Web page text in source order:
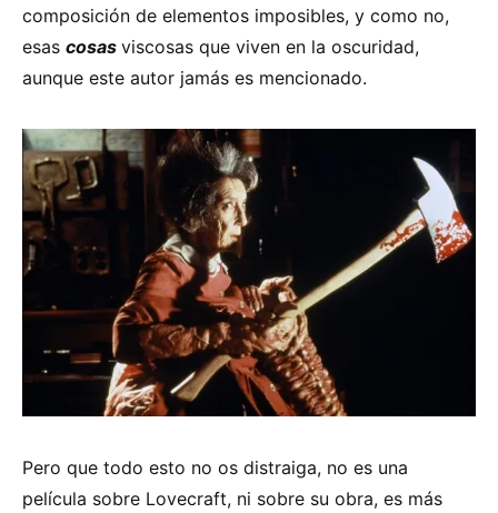
composición de elementos imposibles, y como no,
esas cosas viscosas que viven en la oscuridad,
aunque este autor jamás es mencionado.
Pero que todo esto no os distraiga, no es una
película sobre Lovecraft, ni sobre su obra, es más